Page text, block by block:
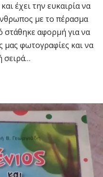
έχει την ευκαιρία να
με το πέρασμα
στάθηκε αφορμή για να
μας φωτογραφίες και να
σειρά…